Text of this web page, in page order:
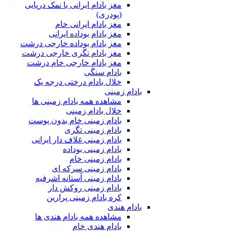
مغز بادام ایرانی با نمک دریایی
(پودری)
مغز بادام ایرانی خام
مغز بادام بوداده ایرانی
مغز بادام بوداده خارجی درشت
مغز بادام تگری خارجی درشت
مغز بادام خارجی خام درشت
بادام سنگی
خلال بادام درختی درجه یک
بادام زمینی
مشاهده همه بادام زمینی ها
خلال بادام زمینی
بادام زمینی خام بدون پوست
بادام زمینی تگری
بادام زمینی غلاف دار ایرانی
بادام زمینی بوداده
بادام زمینی خام
بادام زمینی سرکه ای
بادام زمینی آستانه اشرفیه
بادام زمینی روکش دار
کره بادام زمینی پرارین
بادام هندی
مشاهده همه بادام هندی ها
بادام هندی خام